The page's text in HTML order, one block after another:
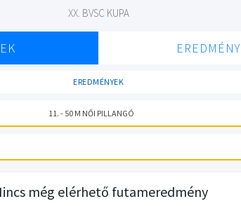
XX. BVSC KUPA
EREDMÉNYEK
11. - 50 M NŐI PILLANGÓ
még elérhető futameredmény